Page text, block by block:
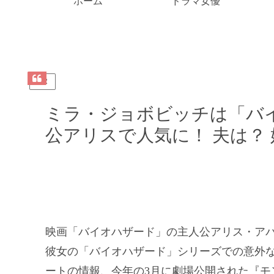
PR
ミラ・ジョボビッチは「
公アリスで人気に！ 夫は？
映画「バイオハザード」の主人公アリス・ア
彼女の「バイオハザード」シリーズでの意外
ートの情報、今年の3月に劇場公開された『